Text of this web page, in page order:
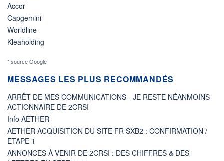
Accor
Capgemini
Worldline
Kleaholding
* source Google
MESSAGES LES PLUS RECOMMANDÉS
ARRÊT DE MES COMMUNICATIONS - JE RESTE NÉANMOINS
ACTIONNAIRE DE 2CRSI
Info AETHER
AETHER ACQUISITION DU SITE FR SXB2 : CONFIRMATION /
ETAPE 1
ANNONCES À VENIR DE 2CRSI : DES CHIFFRES & DES